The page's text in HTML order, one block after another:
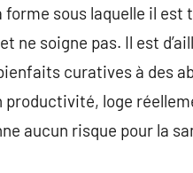
sous laquelle il
ne soigne pas. Il est
curatives à des
loge
aucun risque pour la